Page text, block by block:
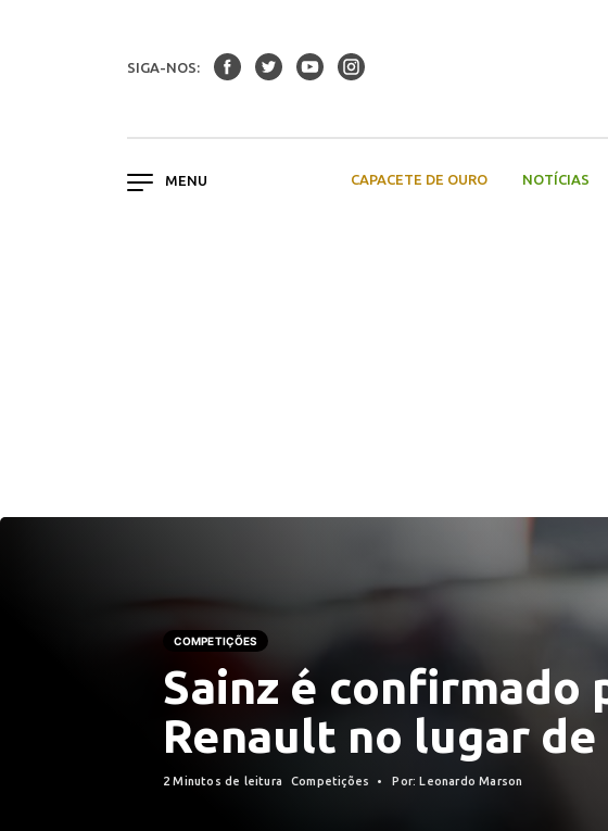
SIGA-NOS:
CAPACETE DE OURO NOTÍCIAS
COMPETIÇÕES
Sainz é confirmado
Renault no lugar
2 Minutos de leitura Competições Por: Leonardo Marson